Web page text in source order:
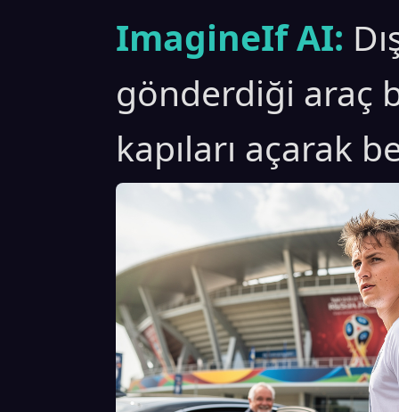
ImagineIf AI:
gönderdiği araç
kapıları açarak